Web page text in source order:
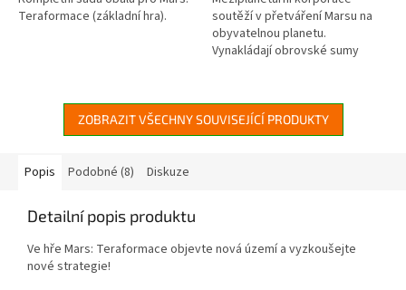
Teraformace (základní hra).
soutěží v přetváření Marsu na
obyvatelnou planetu.
Vynakládají obrovské sumy
teplotu, obsah...
ZOBRAZIT VŠECHNY SOUVISEJÍCÍ PRODUKTY
Popis Podobné (8) Diskuze
Detailní popis produktu
Ve hře Mars: Teraformace objevte nová území a vyzkoušejte
nové strategie!